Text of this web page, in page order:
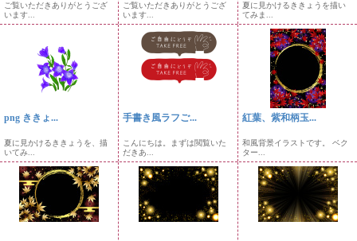
ご覧いただきありがとうござ
います...
ご覧いただきありがとうござ
います...
夏に見かけるききょうを描い
てみま...
png ききょ...
夏に見かけるききょうを、描
いてみ...
手書き風ラフご...
こんにちは。まずは閲覧いた
だきあ...
紅葉、紫和柄玉...
和風背景イラストです。 ベク
ター...